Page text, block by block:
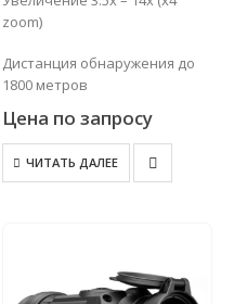
zoom)
Дистанция обнаружения до
1800 метров
Цена по запросу
ЧИТАТЬ ДАЛЕЕ